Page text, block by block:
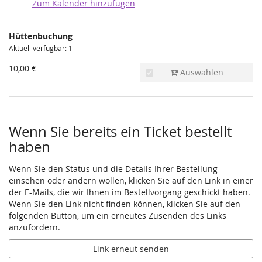
Zum Kalender hinzufügen
Produkte
Unkategorisierte
Produkte
Hüttenbuchung
Aktuell verfügbar: 1
10,00 € Auswählen
Wenn Sie bereits ein Ticket bestellt
haben
Wenn Sie den Status und die Details Ihrer Bestellung
einsehen oder ändern wollen, klicken Sie auf den Link in einer
der E-Mails, die wir Ihnen im Bestellvorgang geschickt haben.
Wenn Sie den Link nicht finden können, klicken Sie auf den
folgenden Button, um ein erneutes Zusenden des Links
anzufordern.
Link erneut senden